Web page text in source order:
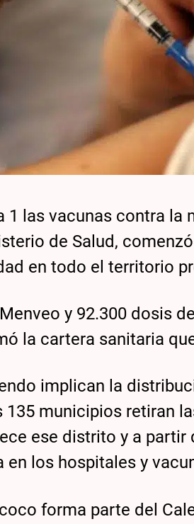
1 las vacunas contra la
de Salud,
en todo el territorio
y 92.300 dosis
la cartera sanitaria
implican la
135 municipios retiran
ese distrito y a
los hospitales y
forma parte del